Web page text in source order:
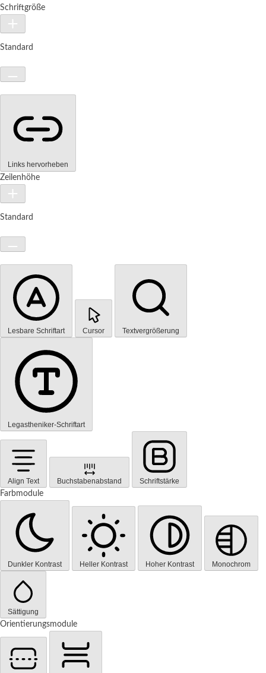
Schriftgröße
Standard
Links hervorheben
Zeilenhöhe
Standard
Lesbare Schriftart Cursor Textvergrößerung
Legastheniker-Schriftart
Align Text Buchstabenabstand
Schriftstärke
Farbmodule
Dunkler Kontrast Heller Kontrast Hoher Kontrast Monochrom
Sättigung
Orientierungsmodule